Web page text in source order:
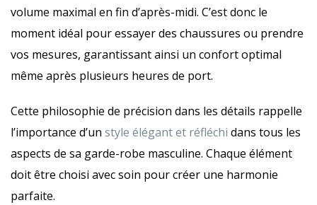
volume maximal en fin d’après-midi. C’est donc le
moment idéal pour essayer des chaussures ou prendre
vos mesures, garantissant ainsi un confort optimal
même après plusieurs heures de port.
Cette philosophie de précision dans les détails rappelle
l’importance d’un style élégant et réfléchi dans tous les
aspects de sa garde-robe masculine. Chaque élément
doit être choisi avec soin pour créer une harmonie
parfaite.